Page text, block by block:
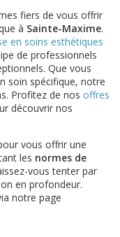
fiers de vous offrir
à Sainte-Maxime.
en soins esthétiques
de professionnels
Que vous
soin spécifique, notre
Profitez de nos offres
découvrir nos
vous offrir une
les normes de
vous tenter par
en profondeur.
notre page